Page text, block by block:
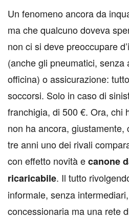
Un fenomeno ancora da
ma che qualcuno doveva
non ci si deve preoccupare
(anche gli pneumatici, senza
officina) o assicurazione:
soccorsi. Solo in caso di
franchigia, di 500 €. Ora, chi
non ha ancora,
tre anni uno dei rivali
con effetto novità ecanone
ricaricabile. Il tutto
informale, senza
concessionaria ma una rete